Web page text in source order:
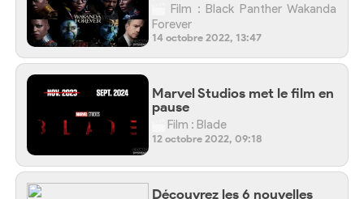
Film : Black Panther Wakanda
Forever
14 octobre 2022, 13:47
Marvel Studios met le film en
pause
Film : Blade
12 octobre 2022, 09:18
Découvrez les 6 nouvelles